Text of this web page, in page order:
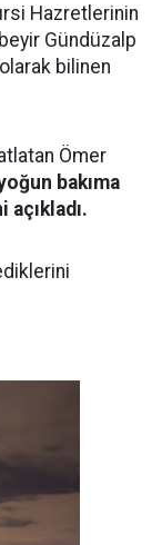
Hazretlerinin
Gündüzalp
bilinen
Ömer
bakıma
açıkladı.